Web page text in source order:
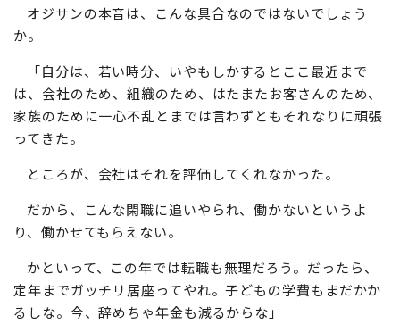
オジサンの本音は、こんな具合なのではないでしょう
か。
「自分は、若い時分、いやもしかするとここ最近まで
は、会社のため、組織のため、はたまたお客さんのため、
家族のために一心不乱とまでは言わずともそれなりに頑張
ってきた。
ところが、会社はそれを評価してくれなかった。
だから、こんな閑職に追いやられ、働かないというよ
り、働かせてもらえない。
かといって、この年では転職も無理だろう。だったら、
定年までガッチリ居座ってやれ。子どもの学費もまだかか
るしな。今、辞めちゃ年金も減るからな」